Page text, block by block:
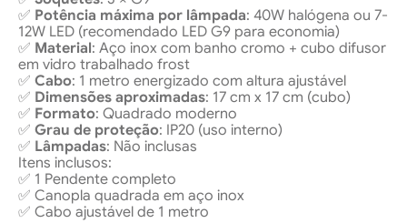
✅ Potência máxima por lâmpada: 40W halógena ou 7-
12W LED (recomendado LED G9 para economia)
✅ Material: Aço inox com banho cromo + cubo difusor
em vidro trabalhado frost
✅ Cabo: 1 metro energizado com altura ajustável
✅ Dimensões aproximadas: 17 cm x 17 cm (cubo)
✅ Formato: Quadrado moderno
✅ Grau de proteção: IP20 (uso interno)
✅ Lâmpadas: Não inclusas
Itens inclusos:
✅ 1 Pendente completo
✅ Canopla quadrada em aço inox
✅ Cabo ajustável de 1 metro